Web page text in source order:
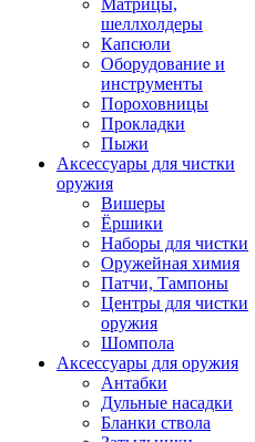
Матрицы,
шеллхолдеры
Капсюли
Оборудование и
инструменты
Пороховницы
Прокладки
Пыжи
Аксессуары для чистки
оружия
Вишеры
Ёршики
Наборы для чистки
Оружейная химия
Патчи, Тампоны
Центры для чистки
оружия
Шомпола
Аксессуары для оружия
Антабки
Дульные насадки
Бланки ствола